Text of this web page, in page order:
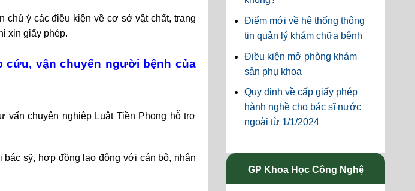
chú ý các điều kiện về cơ sở vật chất, trang
xin giấy phép.
vận chuyển người bệnh của
vấn chuyên nghiệp Luật Tiền Phong hỗ trợ
sỹ, hợp đồng lao động với cán bộ, nhân
Điểm mới về hệ thống thông
tin quản lý khám chữa bệnh
Điều kiện mở phòng khám
sản phụ khoa
Quy định về cấp giấy phép
hành nghề cho bác sĩ nước
ngoài từ 1/1/2024
GP Khoa Học Công Nghệ